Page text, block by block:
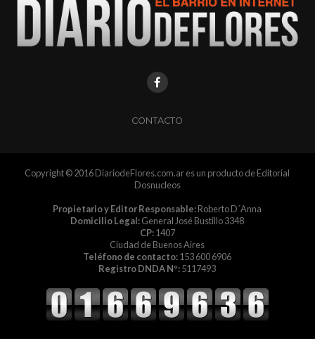
CONTACTO
Copyright © 2016 DiariodeFlores.com.ar es un producto de Editorial
Dosnucleos
Propietario y Editor Responsable:Roberto D´Anna
Domicilio Legal:General José Bustillo 3348
CP:1407
Ciudad de Buenos Aires
Teléfono de contacto:153 600 6906
Registro DNDA Nº:5117493